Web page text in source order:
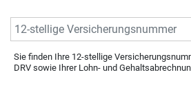
Sie finden Ihre 12-stellige
DRV sowie Ihrer Lohn- und